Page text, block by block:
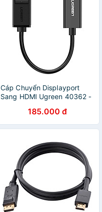
Cáp Chuyển Displayport
Sang HDMI Ugreen 40362 -
185.000 đ